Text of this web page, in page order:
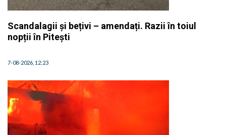
Scandalagii și bețivi – amendați. Razii în toiul
nopții în Pitești
7-08-2026, 12:23